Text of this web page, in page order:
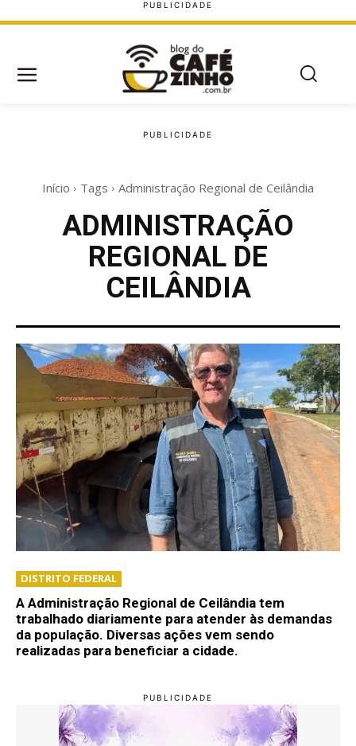
Início Tags Administração Regional de Ceilândia
ADMINISTRAÇÃO
REGIONAL DE
CEILÂNDIA
DISTRITO FEDERAL
A Administração Regional de Ceilândia tem
trabalhado diariamente para atender às demandas
da população. Diversas ações vem sendo
realizadas para beneficiar a cidade.